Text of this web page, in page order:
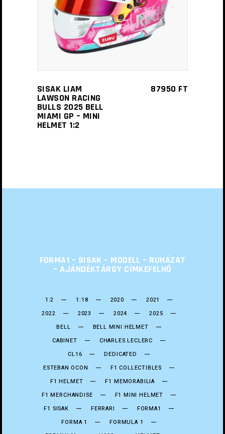
SISAK LIAM
LAWSON RACING
BULLS 2025 BELL
MIAMI GP – MINI
HELMET 1:2
87950 FT
FORMA1 – SISAK – MODELL – RUHÁZAT
– AJÁNDÉKTÁRGY CÍMKEFELHŐ
1:2 1:18 2020
2021
2022
2023 2024
2025
BELL
BELL MINI HELMET
CABINET
CHARLES LECLERC
CL16
DEDICATED
ESTEBAN OCON
F1 COLLECTIBLES
F1 HELMET
F1 MEMORABILIA
F1 MERCHANDISE
F1 MINI HELMET
F1 SISAK
FERRARI
FORMA1
FORMA 1
FORMULA 1